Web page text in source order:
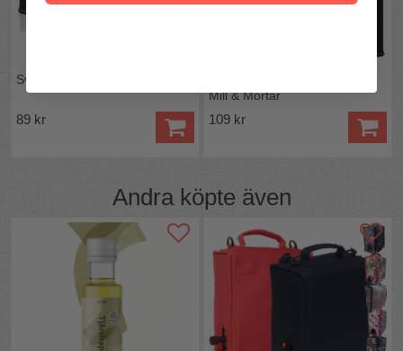
Svart salt Mill & Mortar
89 kr
Mill & Mortar
109 kr
Andra köpte även